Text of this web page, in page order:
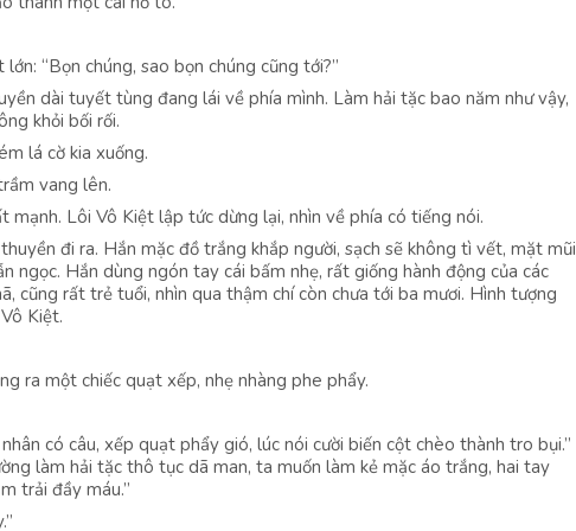
“Bọn chúng, sao bọn chúng cũng tới?”
dài tuyết tùng đang lái về phía mình. Làm hải tặc bao năm như vậy,
khỏi bối rối.
lá cờ kia xuống.
vang lên.
mạnh. Lôi Vô Kiệt lập tức dừng lại, nhìn về phía có tiếng nói.
đi ra. Hắn mặc đồ trắng khắp người, sạch sẽ không tì vết, mặt mũi
ngọc. Hắn dùng ngón tay cái bấm nhẹ, rất giống hành động của các
cũng rất trẻ tuổi, nhìn qua thậm chí còn chưa tới ba mươi. Hình tượng
Kiệt.
ra một chiếc quạt xếp, nhẹ nhàng phe phẩy.
có câu, xếp quạt phẩy gió, lúc nói cười biến cột chèo thành tro bụi.”
làm hải tặc thô tục dã man, ta muốn làm kẻ mặc áo trắng, hai tay
trải đầy máu.”